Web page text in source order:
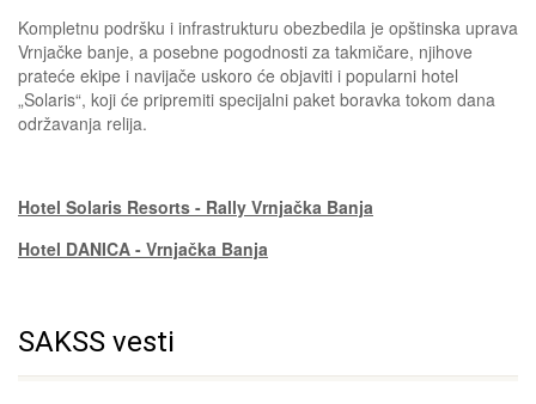
Kompletnu podršku i infrastrukturu obezbedila je opštinska uprava
Vrnjačke banje, a posebne pogodnosti za takmičare, njihove
prateće ekipe i navijače uskoro će objaviti i popularni hotel
„Solaris“, koji će pripremiti specijalni paket boravka tokom dana
održavanja relija.
Hotel Solaris Resorts - Rally Vrnjačka Banja
Hotel DANICA - Vrnjačka Banja
SAKSS vesti